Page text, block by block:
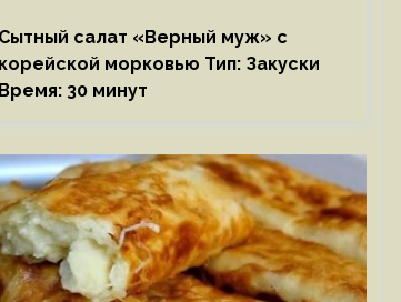
Сытный салат «Верный муж» с
корейской морковью Тип: Закуски
Время: 30 минут